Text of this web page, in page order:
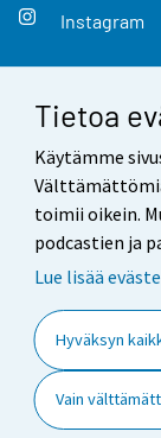
Tietoa
Käytämme
toimii oikein.
podcastien ja
Lue lisää
Hyväksyn
Vain
Instagram
Yhteystiedot
Palaute
Käyttöehdot
Tietoa